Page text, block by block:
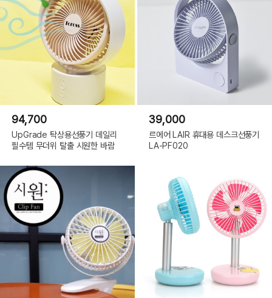
94,700
UpGrade 탁상용선풍기 데일리
필수템 무더위 탈출 시원한 바람
39,000
르에어 LAIR 휴대용 데스크선풍기
LA-PF020